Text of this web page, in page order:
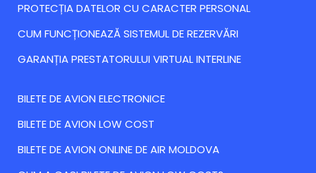
PROTECȚIA DATELOR CU CARACTER PERSONAL
CUM FUNCȚIONEAZĂ SISTEMUL DE REZERVĂRI
GARANȚIA PRESTATORULUI VIRTUAL INTERLINE
BILETE DE AVION ELECTRONICE
BILETE DE AVION LOW COST
BILETE DE AVION ONLINE DE AIR MOLDOVA